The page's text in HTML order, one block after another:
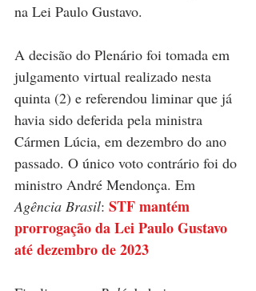
na Lei Paulo Gustavo.
A decisão do Plenário foi tomada em
julgamento virtual realizado nesta
quinta (2) e referendou liminar que já
havia sido deferida pela ministra
Cármen Lúcia, em dezembro do ano
passado. O único voto contrário foi do
ministro André Mendonça. Em
Agência Brasil: STF mantém
prorrogação da Lei Paulo Gustavo
até dezembro de 2023